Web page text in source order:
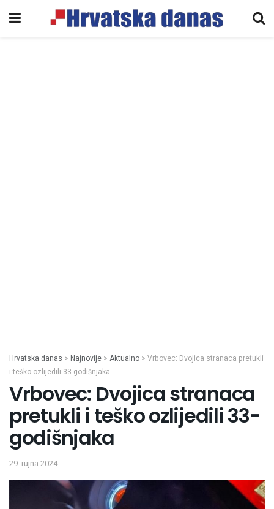
Hrvatska danas > Najnovije > Aktualno > Vrbovec: Dvojica stranaca pretukli
i teško ozlijedili 33-godišnjaka
Vrbovec: Dvojica stranaca
pretukli i teško ozlijedili 33-
godišnjaka
29. rujna 2024.